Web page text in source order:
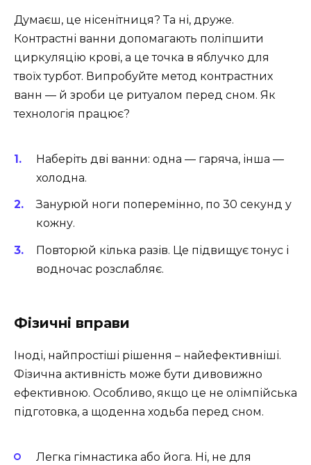
Думаєш, це нісенітниця? Та ні, друже.
Контрастні ванни допомагають поліпшити
циркуляцію крові, а це точка в яблучко для
твоїх турбот. Випробуйте метод контрастних
ванн — й зроби це ритуалом перед сном. Як
технологія працює?
Наберіть дві ванни: одна — гаряча, інша —
холодна.
Занурюй ноги поперемінно, по 30 секунд у
кожну.
Повторюй кілька разів. Це підвищує тонус і
водночас розслабляє.
Фізичні вправи
Іноді, найпростіші рішення – найефективніші.
Фізична активність може бути дивовижно
ефективною. Особливо, якщо це не олімпійська
підготовка, а щоденна ходьба перед сном.
Легка гімнастика або йога. Ні, не для